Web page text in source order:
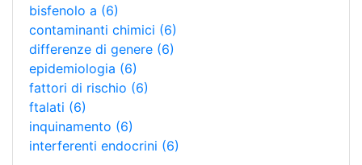
bisfenolo a (6)
contaminanti chimici (6)
differenze di genere (6)
epidemiologia (6)
fattori di rischio (6)
ftalati (6)
inquinamento (6)
interferenti endocrini (6)